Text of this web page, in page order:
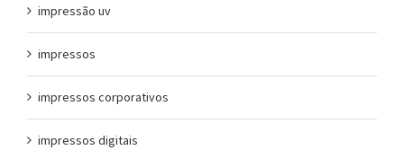
impressão uv
impressos
impressos corporativos
impressos digitais